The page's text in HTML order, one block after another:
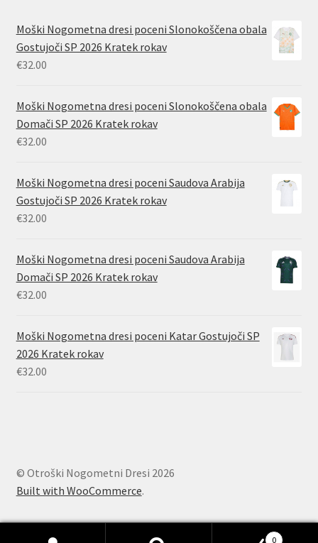
Moški Nogometna dresi poceni Slonokoščena obala
Gostujoči SP 2026 Kratek rokav
€32.00
Moški Nogometna dresi poceni Slonokoščena obala
Domači SP 2026 Kratek rokav
€32.00
Moški Nogometna dresi poceni Saudova Arabija
Gostujoči SP 2026 Kratek rokav
€32.00
Moški Nogometna dresi poceni Saudova Arabija
Domači SP 2026 Kratek rokav
€32.00
Moški Nogometna dresi poceni Katar Gostujoči SP
2026 Kratek rokav
€32.00
© Otroški Nogometni Dresi 2026
Built with WooCommerce.
0